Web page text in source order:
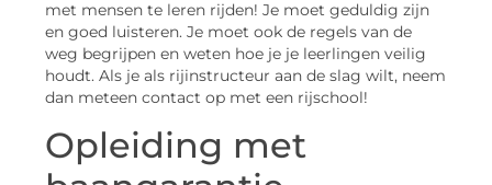
met mensen te leren rijden! Je moet geduldig zijn
en goed luisteren. Je moet ook de regels van de
weg begrijpen en weten hoe je je leerlingen veilig
houdt. Als je als rijinstructeur aan de slag wilt, neem
dan meteen contact op met een rijschool!
Opleiding met